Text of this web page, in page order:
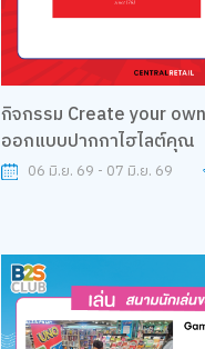
กิจกรรม Create your
ออกแบบปากกาไฮไลต์คุณ
06 มิ.ย. 69 - 07 มิ.ย. 69